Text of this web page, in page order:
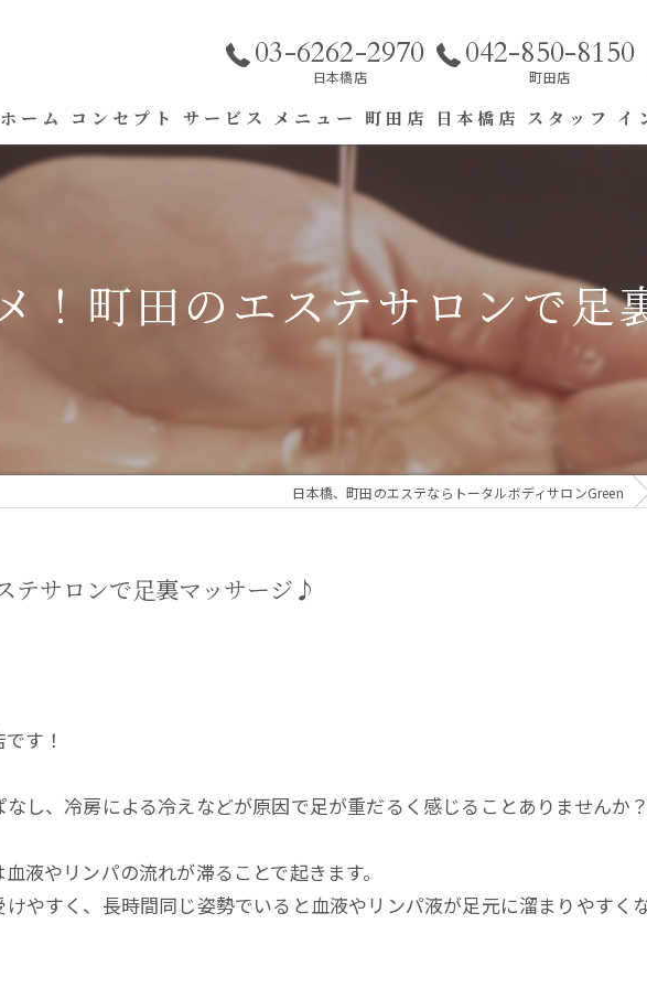
03-6262-2970
日本橋店
042-850-8150
町田店
ホーム コンセプト サービス メニュー
エステ
町田店 日本橋店 スタッフ イ
！町田のエステサロンで
日本橋、町田のエステならトータルボディサロンGreen
テサロンで足裏マッサージ♪
す！
し、冷房による冷えなどが原因で足が重だるく感じることありませんか？
液やリンパの流れが滞ることで起きます。
やすく、長時間同じ姿勢でいると血液やリンパ液が足元に溜まりやすくな